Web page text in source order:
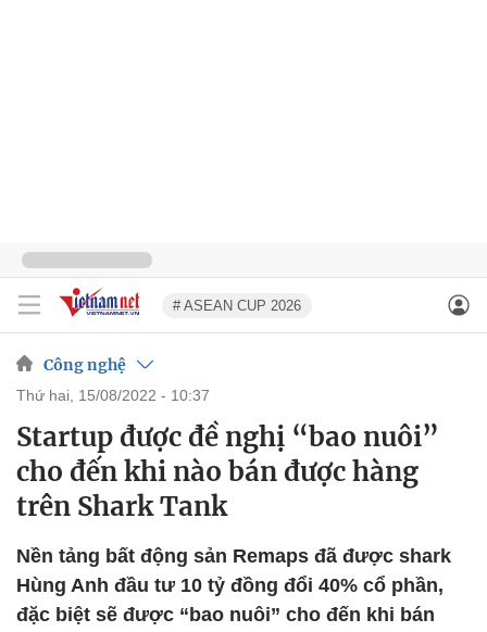
# ASEAN CUP 2026
Công nghệ
thứ hai, 15/08/2022 - 10:37
Startup được đề nghị “bao nuôi”
cho đến khi nào bán được hàng
trên Shark Tank
Nền tảng bất động sản Remaps đã được shark
Hùng Anh đầu tư 10 tỷ đồng đổi 40% cổ phần,
đặc biệt sẽ được “bao nuôi” cho đến khi bán